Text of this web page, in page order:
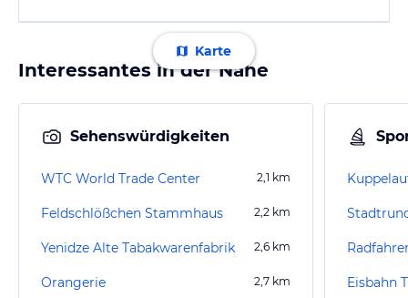
Karte
Interessantes in der Nähe
Sehenswürdigkeiten
WTC World Trade Center 2,1 km
Feldschlößchen Stammhaus 2,2 km
Yenidze Alte Tabakwarenfabrik 2,6 km
Orangerie 2,7 km